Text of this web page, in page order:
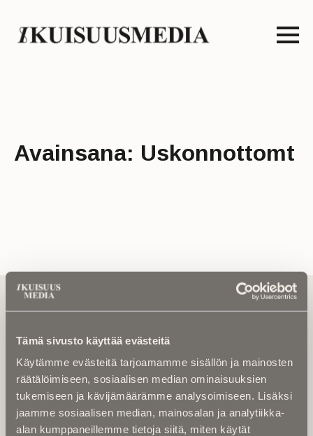
Tämä sivusto käyttää evästeitä
Käytämme evästeitä tarjoamamme sisällön ja mainosten
räätälöimiseen, sosiaalisen median ominaisuuksien
tukemiseen ja kävijämäärämme analysoimiseen. Lisäksi
jaamme sosiaalisen median, mainosalan ja analytiikka-
alan kumppaneillemme tietoja siitä, miten käytät
Avainsana: Uskonnottomt
Tilaa uutiskirje - Pääset heti parhaiden
artikkelien pariin!
Kirjoita alle sähköpostiosoitteesi niin saat kaksi kertaa
etteivät kiinnostavat artikkelit jää huomaamatta.
Uutiskirje on maksuton eikä se velvoita mihinkään.
Kirjoita tähän sähköpostiosoite, johon haluat uutiskirjeen
tulevan: